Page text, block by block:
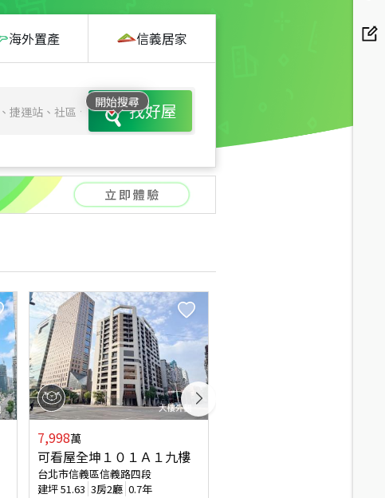
海外置產 信義居家
開始搜尋找好屋
7,998萬
可看屋全坤１０１Ａ１九樓
台北市信義區信義路四段
建坪51.63 3房2廳 0.7年